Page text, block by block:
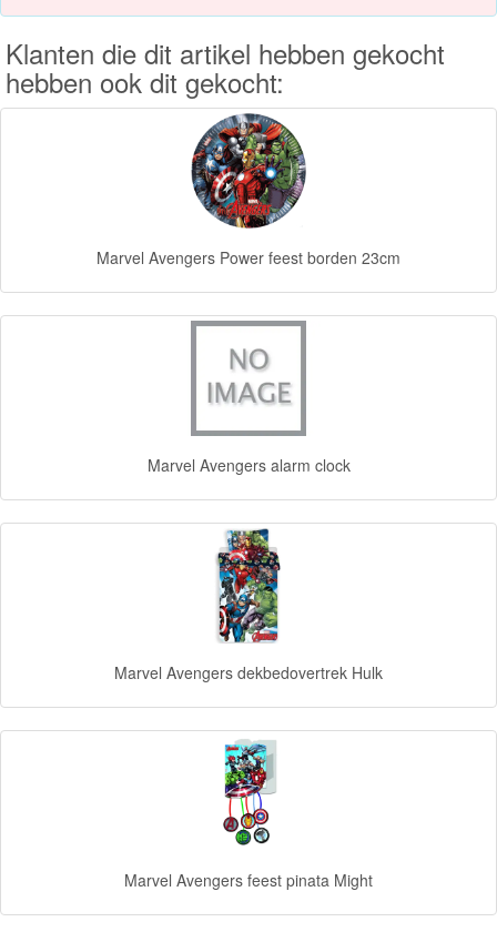
Puzzels
Avengers
Feestartikelen
Handdoek
Tassen
School
Spiderman
Disney
Klanten die dit artikel hebben gekocht
hebben ook dit gekocht:
Marvel Avengers Power feest borden 23cm
Marvel Avengers alarm clock
Marvel Avengers dekbedovertrek Hulk
Marvel Avengers feest pinata Might